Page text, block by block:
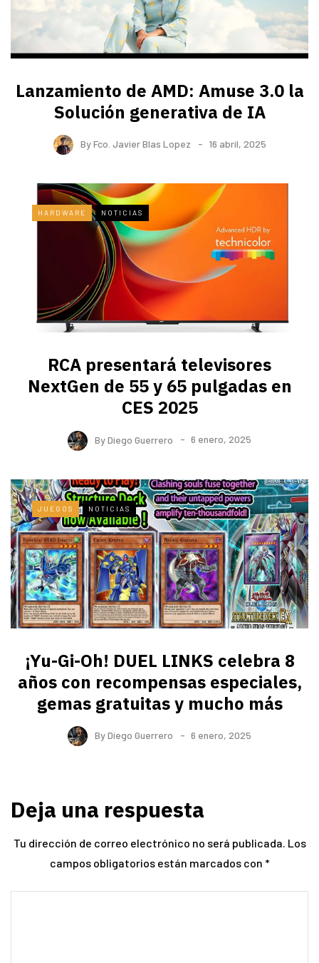
Lanzamiento de AMD: Amuse 3.0 la
Solución generativa de IA
ByFco. Javier Blas Lopez 16 abril, 2025
HARDWARE NOTICIAS
RCA presentará televisores
NextGen de 55 y 65 pulgadas en
CES 2025
ByDiego Guerrero 6 enero, 2025
JUEGOS NOTICIAS
¡Yu-Gi-Oh! DUEL LINKS celebra 8
años con recompensas especiales,
gemas gratuitas y mucho más
ByDiego Guerrero 6 enero, 2025
Deja una respuesta
Tu dirección de correo electrónico no será publicada. Los
campos obligatorios están marcados con *